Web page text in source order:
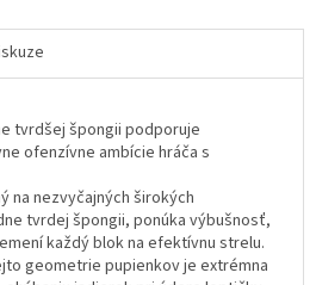
tvrdšej špongii podporuje
ofenzívne ambície hráča s
na nezvyčajných širokých
tvrdej špongii, ponúka výbušnosť,
každý blok na efektívnu strelu.
geometrie pupienkov je extrémna